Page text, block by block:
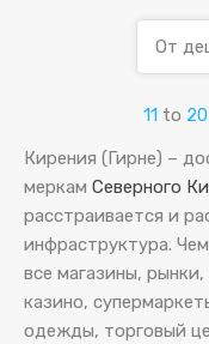
11 to 20
От
Кирения (Гирне) –
меркам Северного
расстраивается и
инфраструктура.
все магазины,
казино,
одежды, торговый